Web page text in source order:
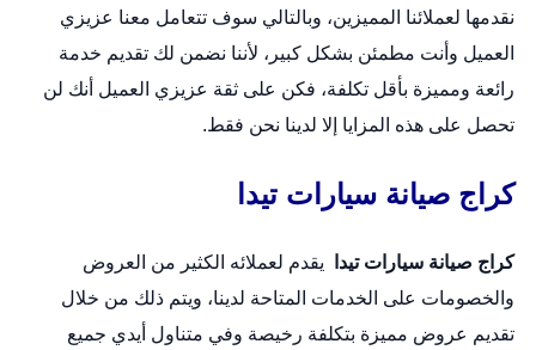
نقدمها لعملائنا المميزين، وبالتالي سوف تتعامل معنا عزيزي
العميل وأنت مطمئن بشكل كبير، لأننا نضمن لك تقديم خدمة
رائعة ومميزة بأقل تكلفة، فكن على ثقة عزيزي العميل أنك لن
تحصل على هذه المزايا إلا لدينا نحن فقط.
كراج صيانة سيارات تيدا
كراج صيانة سيارات تيدا
يقدم لعملائه الكثير من العروض
والخصومات على الخدمات المتاحة لدينا، ويتم ذلك من خلال
تقديم عروض مميزة بتكلفة رخيصة وفي متناول أيدي جميع